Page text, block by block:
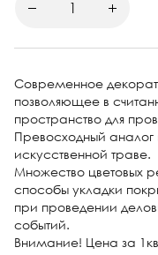
Современное
позволяющее в
пространство для
Превосходный аналог
искусственной траве.
Множество цветовых
способы укладки
при проведении
событий.
Внимание! Цена за